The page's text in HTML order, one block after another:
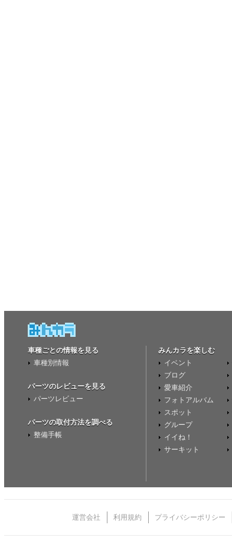
車種ごとの情報を見る
車種別情報
パーツのレビューを見る
パーツレビュー
パーツの取付方法を調べる
整備手帳
みんカラを楽しむ
イベント
ブログ
愛車紹介
フォトアルバム
スポット
グループ
イイね！
サーキット
運営会社 利用規約 プライバシーポリシー